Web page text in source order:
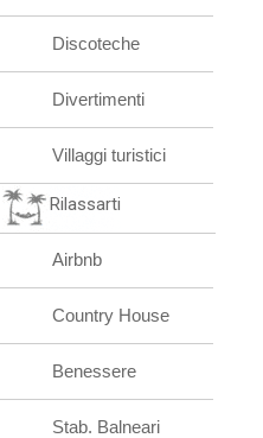
Discoteche
Divertimenti
Villaggi turistici
Rilassarti
Airbnb
Country House
Benessere
Stab. Balneari